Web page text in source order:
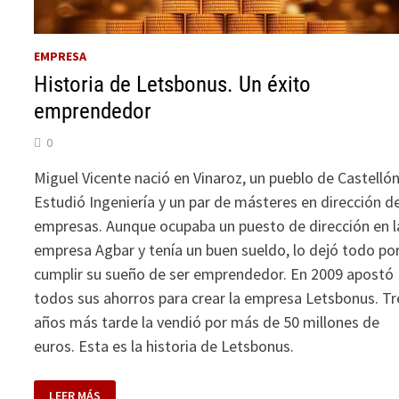
EMPRESA
Historia de Letsbonus. Un éxito
emprendedor
0
Miguel Vicente nació en Vinaroz, un pueblo de
Estudió Ingeniería y un par de másteres en dirección
empresas. Aunque ocupaba un puesto de dirección en
empresa Agbar y tenía un buen sueldo, lo dejó todo
cumplir su sueño de ser emprendedor. En 2009 apostó
todos sus ahorros para crear la empresa Letsbonus.
años más tarde la vendió por más de 50 millones de
euros. Esta es la historia de Letsbonus.
HISTORIA